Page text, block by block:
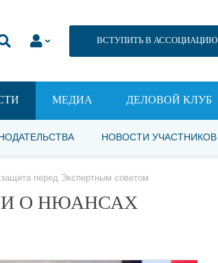
ВСТУПИТЬ В АССОЦИАЦИЮ
МЕДИА ДЕЛОВОЙ КЛУБ
НОВОСТИ
перед Экспертным советом
О НЮАНСАХ